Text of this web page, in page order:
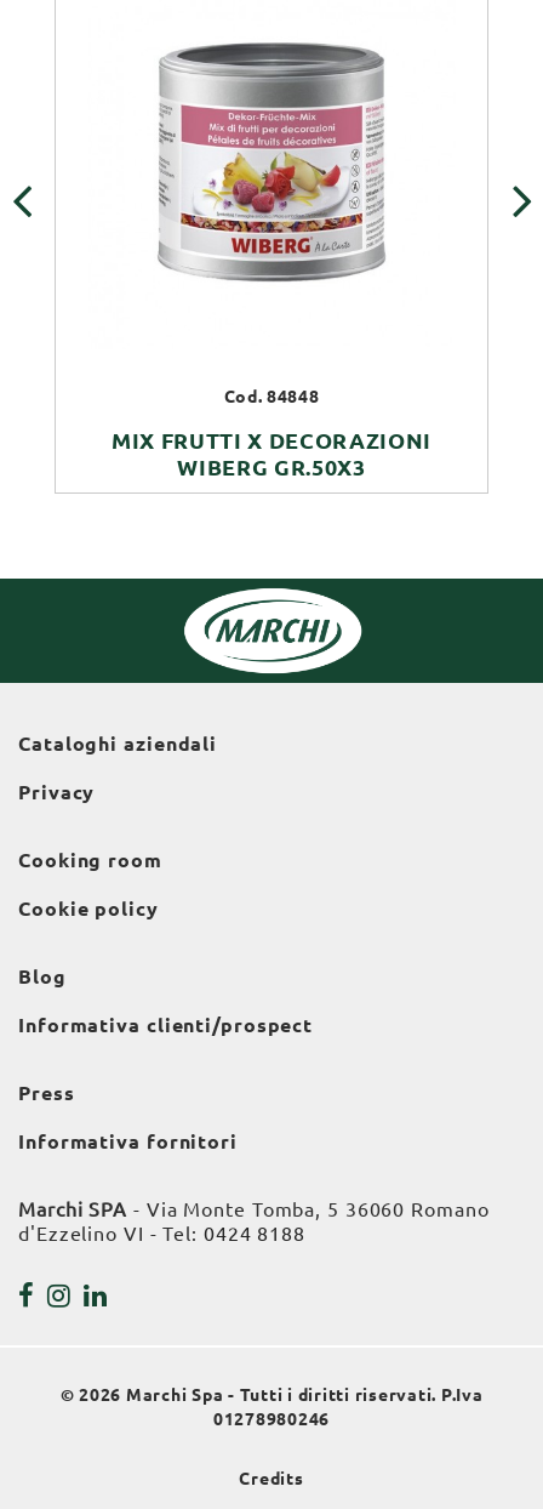
Cod. 84848
MIX FRUTTI X DECORAZIONI
WIBERG GR.50X3
Cataloghi aziendali
Privacy
Cooking room
Cookie policy
Blog
Informativa clienti/prospect
Press
Informativa fornitori
Marchi SPA - Via Monte Tomba, 5 36060 Romano
d'Ezzelino VI - Tel: 0424 8188
© 2026 Marchi Spa - Tutti i diritti riservati. P.Iva
01278980246
Credits